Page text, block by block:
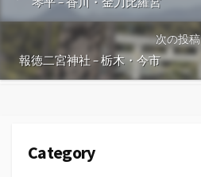
次の投稿
報徳二宮神社 – 栃木・今市
Category